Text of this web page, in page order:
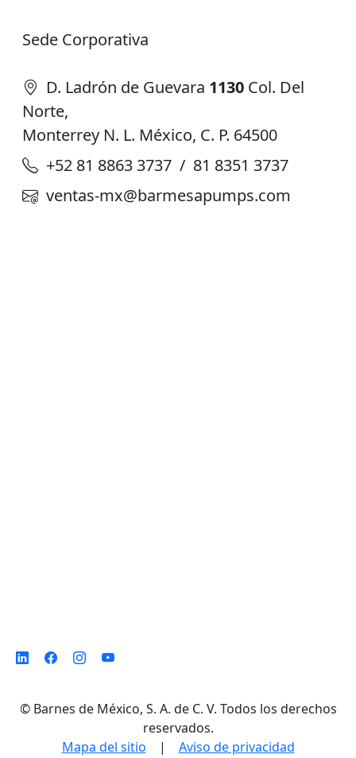
Sede Corporativa
D. Ladrón de Guevara 1130 Col. Del
Norte,
Monterrey N. L. México, C. P. 64500
+52 81 8863 3737 / 81 8351 3737
ventas-mx@barmesapumps.com
© Barnes de México, S. A. de C. V. Todos los derechos
reservados.
Mapa del sitio | Aviso de privacidad